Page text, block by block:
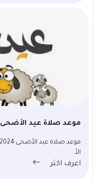
موعد صلاة عيد الأضحى 2024 في الوادي | الجزائر
الأ...
اعرف اكثر